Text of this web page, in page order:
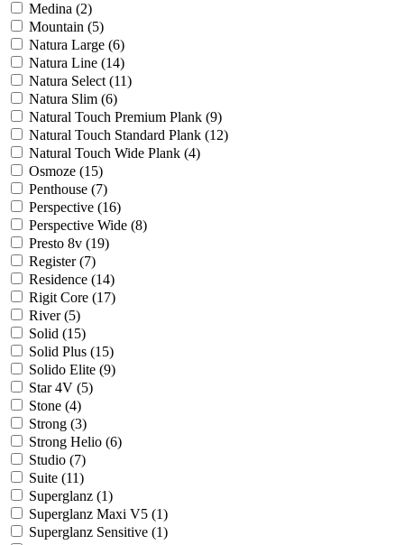
Medina (2)
Mountain (5)
Natura Large (6)
Natura Line (14)
Natura Select (11)
Natura Slim (6)
Natural Touch Premium Plank (9)
Natural Touch Standard Plank (12)
Natural Touch Wide Plank (4)
Osmoze (15)
Penthouse (7)
Perspective (16)
Perspective Wide (8)
Presto 8v (19)
Register (7)
Residence (14)
Rigit Core (17)
River (5)
Solid (15)
Solid Plus (15)
Solido Elite (9)
Star 4V (5)
Stone (4)
Strong (3)
Strong Helio (6)
Studio (7)
Suite (11)
Superglanz (1)
Superglanz Maxi V5 (1)
Superglanz Sensitive (1)